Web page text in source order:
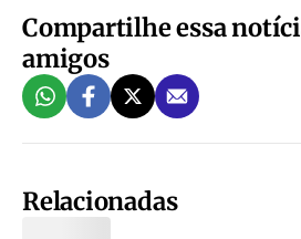
Compartilhe essa
amigos
Relacionadas